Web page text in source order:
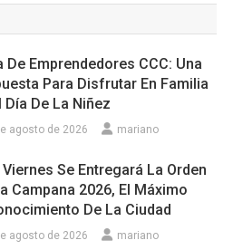
De Emprendedores CCC: Una
Para Disfrutar En Familia
Día De La Niñez
agosto de 2026 mariano
Viernes Se Entregará La Orden
Campana 2026, El Máximo
De La Ciudad
agosto de 2026 mariano